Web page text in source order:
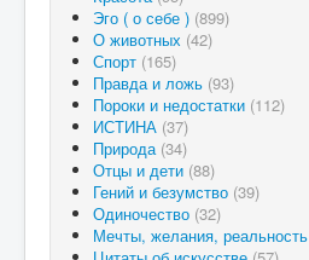
Эго ( о себе ) (899)
О животных (42)
Спорт (165)
Правда и ложь (93)
Пороки и недостатки (112)
ИСТИНА (37)
Природа (34)
Отцы и дети (88)
Гений и безумство (39)
Одиночество (32)
Мечты, желания, реальность